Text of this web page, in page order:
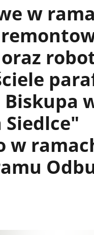
w
Biskupa
Siedlce"
w